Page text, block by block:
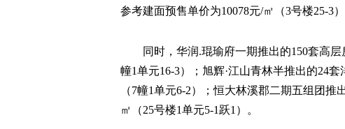
参考建面预售单价为10078元/㎡（3号楼25-3
同时，华润.琨瑜府一期推出的150套高
幢1单元16-3）；旭辉·江山青林半推出的24
（7幢1单元6-2）；恒大林溪郡二期五组团
㎡（25号楼1单元5-1跃1）。